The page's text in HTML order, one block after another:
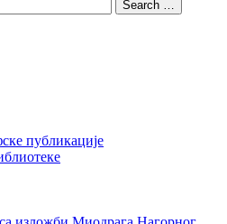
Search …
публикације